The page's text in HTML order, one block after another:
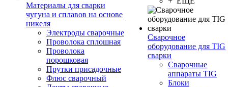
Материалы для сварки
чугуна и сплавов на основе
никеля
Электроды сварочные
Проволока сплошная
Проволока
порошковая
Прутки присадочные
Флюс сварочный
Сварочное
оборудование для TIG
сварки
Сварочные
аппараты TIG
Блоки